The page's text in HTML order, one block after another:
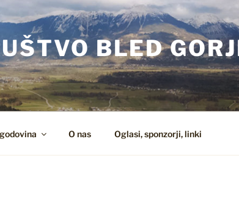
BLED
O nas Oglasi, sponzorji, linki